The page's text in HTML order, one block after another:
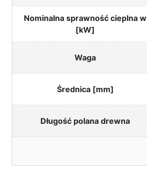
Nominalna sprawność cieplna w
[kW]
Waga
Średnica [mm]
Długość polana drewna